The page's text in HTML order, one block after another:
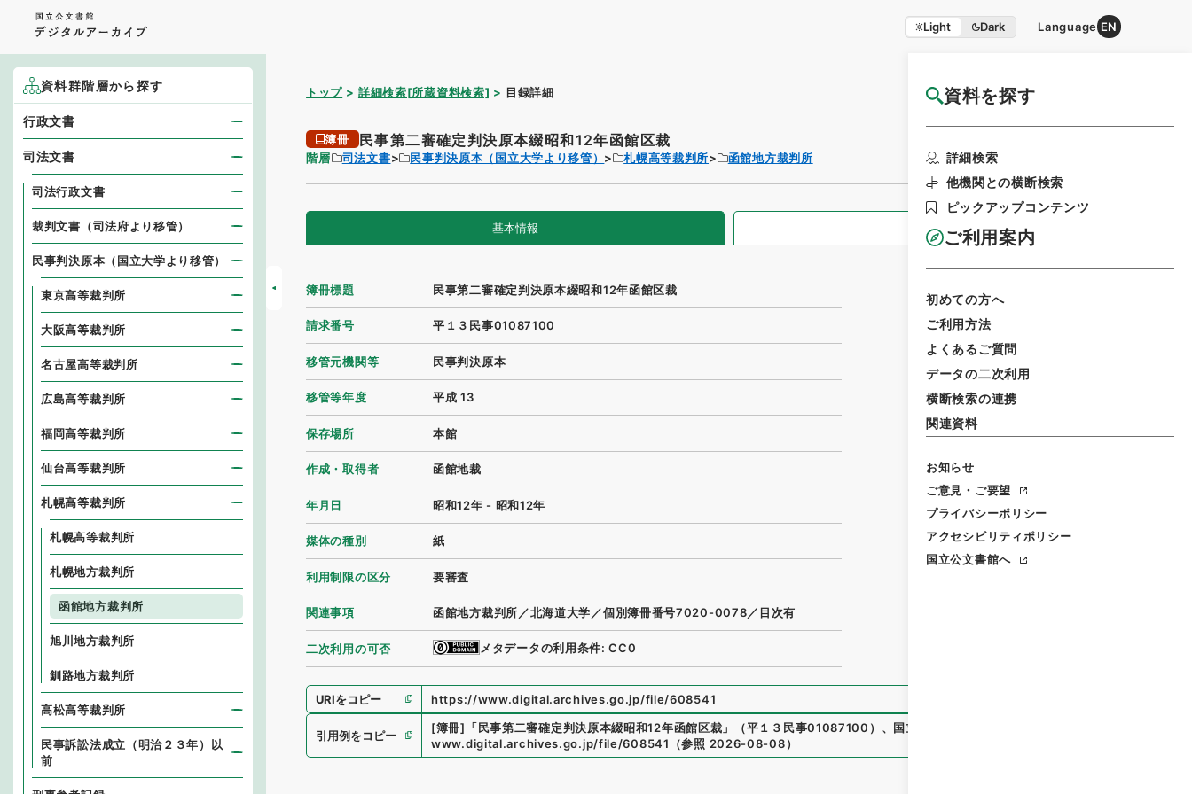
Light Dark Language EN
資料を探す
詳細検索
他機関との横断検索
ピックアップコンテンツ
ご利用案内
初めての方へ
ご利用方法
よくあるご質問
データの二次利用
横断検索の連携
関連資料
お知らせ
ご意見・ご要望
プライバシーポリシー
アクセシビリティポリシー
国立公文書館へ
トップ 詳細検索[所蔵資料検索] 目録詳細 国立公文書館HP利用案内
簿冊 民事第二審確定判決原本綴昭和12年函館区裁
階層 司法文書 民事判決原本（国立大学より移管） 札幌高等裁判所 函館地方裁判所
基本情報 全ての情報
簿冊標題 民事第二審確定判決原本綴昭和12年函館区裁
請求番号 平１３民事01087100
移管元機関等 民事判決原本
移管等年度 平成 13
保存場所 本館
作成・取得者 函館地裁
年月日 昭和12年 - 昭和12年
媒体の種別 紙
利用制限の区分 要審査
関連事項 函館地方裁判所／北海道大学／個別簿冊番号7020-0078／目次有
二次利用の可否 メタデータの利用条件: CC0
URIをコピー https://www.digital.archives.go.jp/file/608541
引用例をコピー
[簿冊] 「民事第二審確定判決原本綴昭和12年函館区裁 」 （平１３民事01087100 ） 、 国立公文書館デジタルアーカイブ
www.digital.archives.go.jp/file/608541
（参照 2026-08-08）
資料群階層から探す
行政文書
司法文書
司法行政文書
裁判文書（司法府より移管）
民事判決原本（国立大学より移管）
東京高等裁判所
大阪高等裁判所
名古屋高等裁判所
広島高等裁判所
福岡高等裁判所
仙台高等裁判所
札幌高等裁判所
札幌高等裁判所
札幌地方裁判所
函館地方裁判所
旭川地方裁判所
釧路地方裁判所
高松高等裁判所
民事訴訟法成立（明治２３年）以
前